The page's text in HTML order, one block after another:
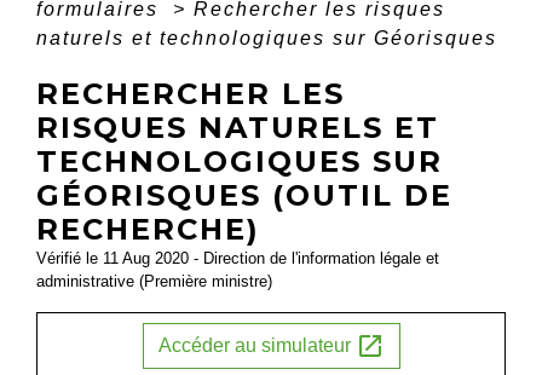
formulaires
> Rechercher les risques
naturels et technologiques sur Géorisques
RECHERCHER LES
RISQUES NATURELS ET
TECHNOLOGIQUES SUR
GÉORISQUES (OUTIL DE
RECHERCHE)
Vérifié le 11 Aug 2020 - Direction de l'information légale et
administrative (Première ministre)
Accéder au simulateur open_in_new